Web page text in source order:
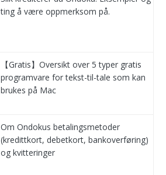
ting å være oppmerksom på.
【Gratis】Oversikt over 5 typer gratis
programvare for tekst-til-tale som kan
brukes på Mac
Om Ondokus betalingsmetoder
(kredittkort, debetkort, bankoverføring)
og kvitteringer